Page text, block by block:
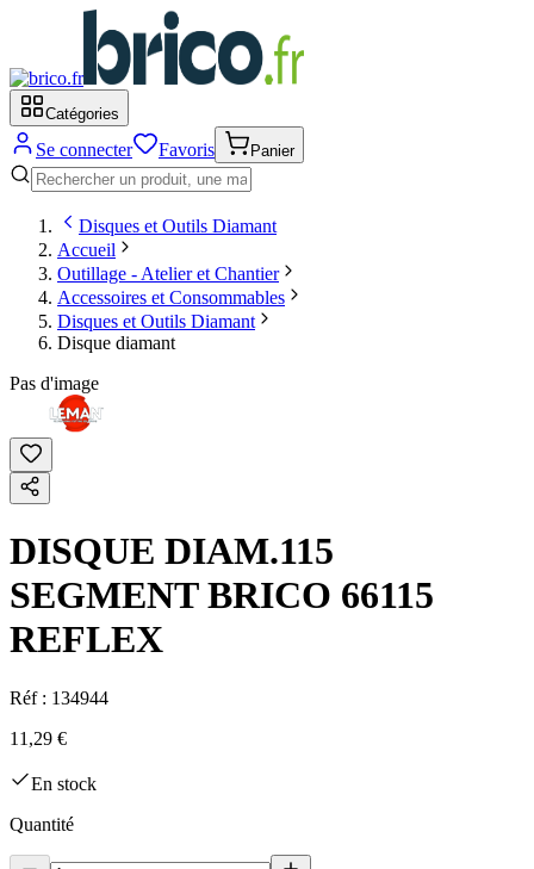
Catégories
Se connecter Favoris Panier
Disques et Outils Diamant
Accueil
Outillage - Atelier et Chantier
Accessoires et Consommables
Disques et Outils Diamant
Disque diamant
Pas d'image
DISQUE DIAM.115
SEGMENT BRICO 66115
REFLEX
Réf : 134944
11,29 €
En stock
Quantité